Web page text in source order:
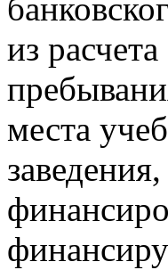
из
места